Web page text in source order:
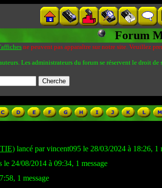
Forum
ne peuvent pas apparaître sur notre site. Veuillez
Les administrateurs du forum se réservent le droit de
lancé par vincent095 le 28/03/2024 à 18:26, 1
le 24/08/2014 à 09:34, 1 message
1 message